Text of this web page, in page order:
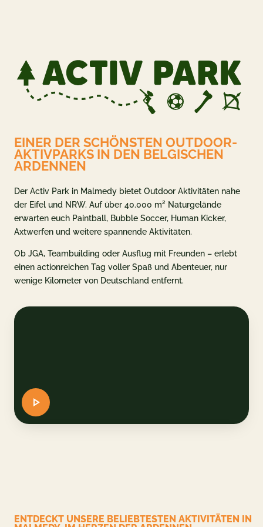
& Preise
zu Activ Park
EINER DER SCHÖNSTEN OUTDOOR-
AKTIVPARKS IN DEN BELGISCHEN
ARDENNEN
Der Activ Park in Malmedy bietet Outdoor Aktivitäten nahe
der Eifel und NRW. Auf über 40.000 m² Naturgelände
erwarten euch Paintball, Bubble Soccer, Human Kicker,
Axtwerfen und weitere spannende Aktivitäten.
Ob JGA, Teambuilding oder Ausflug mit Freunden – erlebt
einen actionreichen Tag voller Spaß und Abenteuer, nur
wenige Kilometer von Deutschland entfernt.
ENTDECKT UNSERE BELIEBTESTEN AKTIVITÄTEN IN